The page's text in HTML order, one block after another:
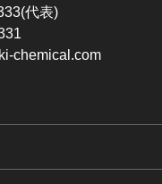
代表)
chemical.com